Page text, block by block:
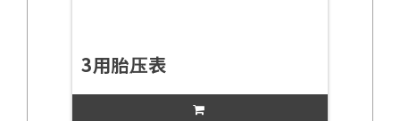
3用胎压表